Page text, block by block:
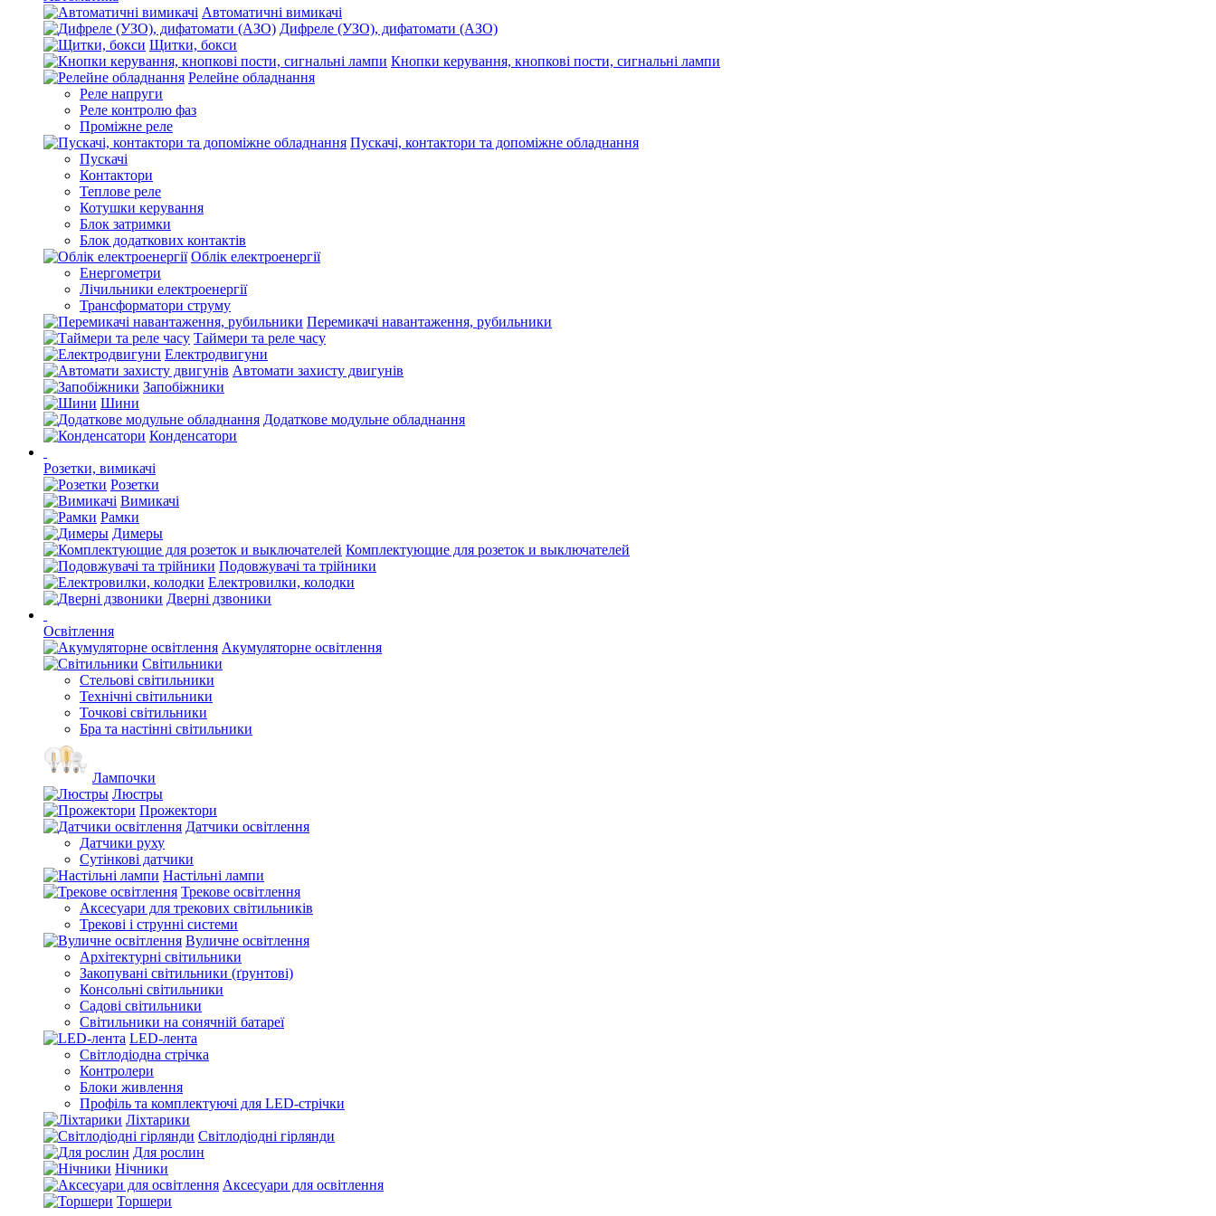
Автоматичні вимикачі
Дифреле (УЗО), дифатомати (АЗО)
Щитки, бокси
Кнопки керування, кнопкові пости, сигнальні лампи
Релейне обладнання
Реле напруги
Реле контролю фаз
Проміжне реле
Пускачі, контактори та допоміжне обладнання
Пускачі
Контактори
Теплове реле
Котушки керування
Блок затримки
Блок додаткових контактів
Облік електроенергії
Енергометри
Лічильники електроенергії
Трансформатори струму
Перемикачі навантаження, рубильники
Таймери та реле часу
Електродвигуни
Автомати захисту двигунів
Запобіжники
Шини
Додаткове модульне обладнання
Конденсатори
Розетки, вимикачі
Розетки
Вимикачі
Рамки
Димеры
Комплектующие для розеток и выключателей
Подовжувачі та трійники
Електровилки, колодки
Дверні дзвоники
Освітлення
Акумуляторне освітлення
Світильники
Стельові світильники
Технічні світильники
Точкові світильники
Бра та настінні світильники
Лампочки
Люстры
Прожектори
Датчики освітлення
Датчики руху
Сутінкові датчики
Настільні лампи
Трекове освітлення
Аксесуари для трекових світильників
Трекові і струнні системи
Вуличне освітлення
Архітектурні світильники
Закопувані світильники (ґрунтові)
Консольні світильники
Садові світильники
Світильники на сонячній батареї
LED-лента
Світлодіодна стрічка
Контролери
Блоки живлення
Профіль та комплектуючі для LED-стрічки
Ліхтарики
Світлодіодні гірлянди
Для рослин
Нічники
Аксесуари для освітлення
Торшери